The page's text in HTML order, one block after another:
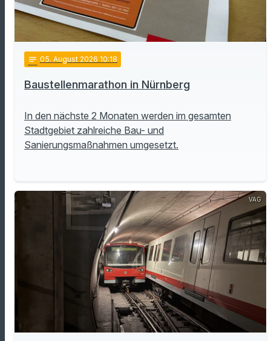
notes 05. August 2026 10:18
Baustellenmarathon in Nürnberg
In den nächste 2 Monaten werden im gesamten
Stadtgebiet zahlreiche Bau- und
Sanierungsmaßnahmen umgesetzt.
VAG